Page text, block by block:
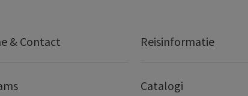
& Contact Reisinformatie
Catalogi